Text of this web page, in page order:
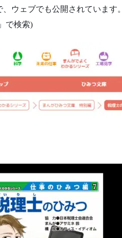
ウェブでも公開されています。
で検索)